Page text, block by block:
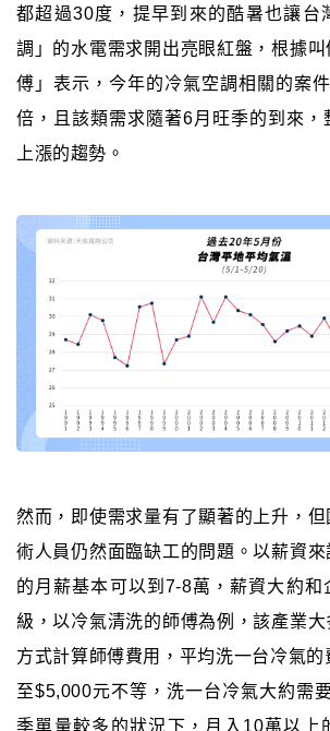
都超過30度，提早到來的酷暑也讓台
調」的水電需求開出亮眼紅盤，根據
傅」表示，今年的冷氣空調相關的案
倍，且該類需求隨著6月旺季的到來，
上漲的趨勢。
然而，即使需求量有了顯著的上升，
術人員仍然面臨缺工的問題。以薪資
的月薪基本可以到7-8萬，薪資大約和
級，以冷氣清洗的師傅為例，該產業
方式計算師傅費用，平均洗一台冷氣
至$5,000元不等，洗一台冷氣大約需
季單量較多的狀況下，月入10萬以上